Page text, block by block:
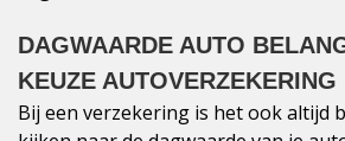
DAGWAARDE AUTO
KEUZE AUTOVERZEKERING
Bij een verzekering is het ook altijd